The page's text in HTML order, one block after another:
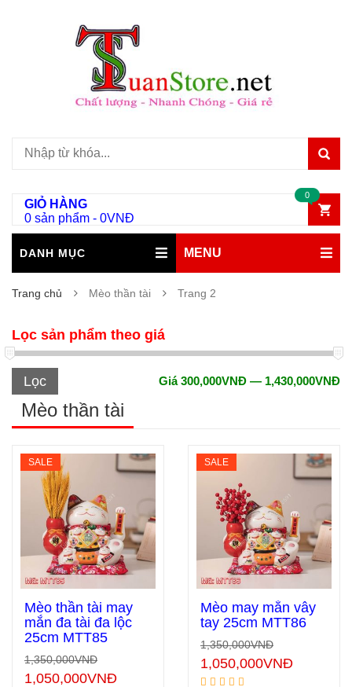
GIỎ HÀNG
0 sản phẩm - 0VNĐ
0
DANH MỤC MENU
Trang chủ Mèo thần tài Trang 2
Lọc sản phẩm theo giá
Lọc Giá300,000VNĐ — 1,430,000VNĐ
Mèo thần tài
SALE
Thêm vào giỏ hàng
Mèo may mắn vẫy
tay 25cm MTT86
1,350,000VNĐ
1,050,000VNĐ
SALE
Mèo thần tài may
mắn đa tài đa lộc
25cm MTT85
1,350,000VNĐ
1,050,000VNĐ